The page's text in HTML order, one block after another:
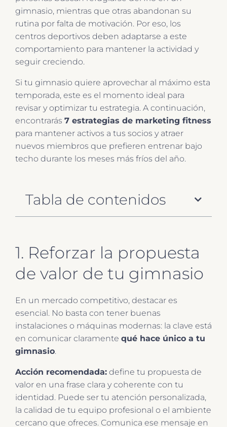
gimnasio, mientras que otras abandonan su
rutina por falta de motivación. Por eso, los
centros deportivos deben adaptarse a este
comportamiento para mantener la actividad y
seguir creciendo.
Si tu gimnasio quiere aprovechar al máximo esta
temporada, este es el momento ideal para
revisar y optimizar tu estrategia. A continuación,
encontrarás 7 estrategias de marketing fitness
para mantener activos a tus socios y atraer
nuevos miembros que prefieren entrenar bajo
techo durante los meses más fríos del año.
Tabla de contenidos
1. Reforzar la propuesta
de valor de tu gimnasio
En un mercado competitivo, destacar es
esencial. No basta con tener buenas
instalaciones o máquinas modernas: la clave está
en comunicar claramente qué hace único a tu
gimnasio.
Acción recomendada: define tu propuesta de
valor en una frase clara y coherente con tu
identidad. Puede ser tu atención personalizada,
la calidad de tu equipo profesional o el ambiente
cercano que ofreces. Comunica ese mensaje en